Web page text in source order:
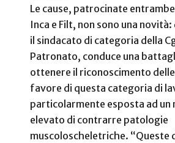
Le cause, patrocinate
Inca e Filt, non sono una
il sindacato di categoria della
Patronato, conduce una
ottenere il riconoscimento
favore di questa categoria di
particolarmente esposta ad un
elevato di contrarre patologie
muscoloscheletriche. “Queste